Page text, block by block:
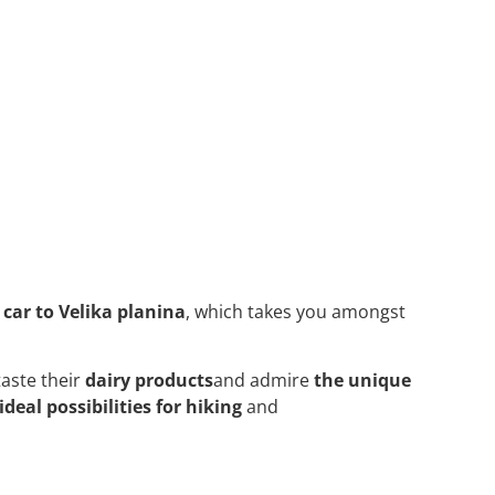
to Velika planina, which takes you amongst
theirdairy productsand admirethe unique
ideal possibilities for hikingand